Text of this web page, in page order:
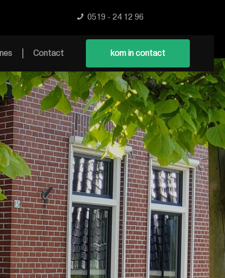
0519 - 24 12 96
Contact kom in contact